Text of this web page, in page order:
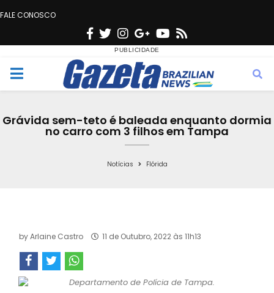
FALE CONOSCO
F
c
e
o
T
w
i
t
e
n
s
t
g
r
a
G
o
o
g
e
Y
u
t
b
s
M
Grávida sem-teto é baleada enquanto dormia
no carro com 3 filhos em Tampa
Notícias Flórida
byArlaine Castro 11 de Outubro, 2022 às 11h13